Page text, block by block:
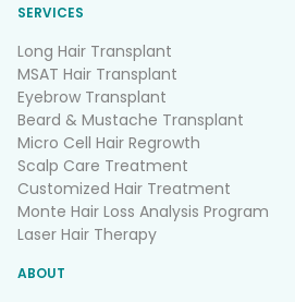
SERVICES
Long Hair Transplant
MSAT Hair Transplant
Eyebrow Transplant
Beard & Mustache Transplant
Micro Cell Hair Regrowth
Scalp Care Treatment
Customized Hair Treatment
Monte Hair Loss Analysis Program
Laser Hair Therapy
ABOUT